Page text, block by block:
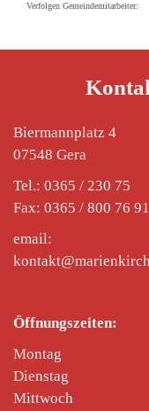
Verfolgen Gemeindemitarbeiter:
Biermannplatz 4
07548 Gera
Tel.: 0365 / 230 75
Fax: 0365 / 800 76 91
email:
Öffnungszeiten:
Montag
Dienstag
Mittwoch